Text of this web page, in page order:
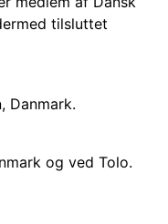
tilsluttet
Danmark.
og ved Tolo.